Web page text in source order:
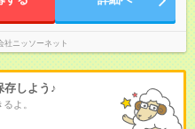
社ニッソーネット
存しよう♪
よ。